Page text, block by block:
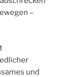
–
und